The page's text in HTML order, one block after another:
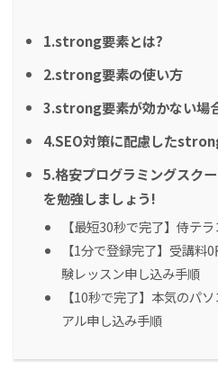
1.strong要素とは?
2.strong要素の使い方
3.strong要素が効かない場
4.SEO対策に配慮した
5.格安プログラミングスク
を勉強しましょう!
【最短30秒で完了】侍テ
【1分で登録完了】受講
験レッスン申し込み手順
【10秒で完了】本気のパ
アル申し込み手順